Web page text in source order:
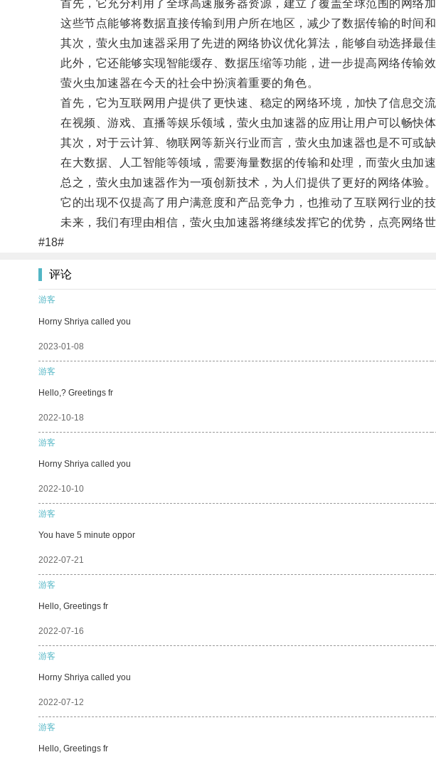
首先，它充分利用了全球高速服务器资源，建立了覆盖全球范围的网络加
这些节点能够将数据直接传输到用户所在地区，减少了数据传输的时间和
其次，萤火虫加速器采用了先进的网络协议优化算法，能够自动选择最佳
此外，它还能够实现智能缓存、数据压缩等功能，进一步提高网络传输效
萤火虫加速器在今天的社会中扮演着重要的角色。
首先，它为互联网用户提供了更快速、稳定的网络环境，加快了信息交流
在视频、游戏、直播等娱乐领域，萤火虫加速器的应用让用户可以畅快体
其次，对于云计算、物联网等新兴行业而言，萤火虫加速器也是不可或缺
在大数据、人工智能等领域，需要海量数据的传输和处理，而萤火虫加速
总之，萤火虫加速器作为一项创新技术，为人们提供了更好的网络体验。
它的出现不仅提高了用户满意度和产品竞争力，也推动了互联网行业的技
未来，我们有理由相信，萤火虫加速器将继续发挥它的优势，点亮网络世
#18#
评论
游客
Horny Shriya called you
2023-01-08
游客
Hello,? Greetings fr
2022-10-18
游客
Horny Shriya called you
2022-10-10
游客
You have 5 minute oppor
2022-07-21
游客
Hello, Greetings fr
2022-07-16
游客
Horny Shriya called you
2022-07-12
游客
Hello, Greetings fr